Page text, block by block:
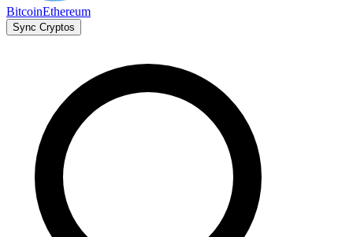
BitcoinEthereum
Sync Cryptos